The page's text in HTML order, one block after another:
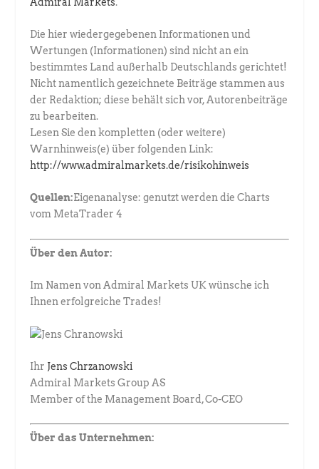
Die hier wiedergegebenen Informationen und
Wertungen (Informationen) sind nicht an ein
bestimmtes Land außerhalb Deutschlands gerichtet!
Nicht namentlich gezeichnete Beiträge stammen aus
der Redaktion; diese behält sich vor, Autorenbeiträge
zu bearbeiten.
Lesen Sie den kompletten (oder weitere)
Warnhinweis(e) über folgenden Link:
http://www.admiralmarkets.de/risikohinweis
Quellen:Eigenanalyse: genutzt werden die Charts
vom MetaTrader 4
Über den Autor:
Im Namen von Admiral Markets UK wünsche ich
Ihnen erfolgreiche Trades!
Ihr Jens Chrzanowski
Admiral Markets Group AS
Member of the Management Board, Co-CEO
Über das Unternehmen: